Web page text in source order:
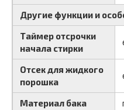
Другие функции и
Таймер отсрочки
начала стирки
Отсек для жидкого
порошка
Материал бака